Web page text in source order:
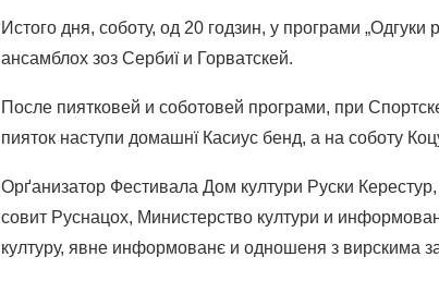
Истого дня, соботу, од 20 годзин, у програми
ансамблох зоз Сербиї и Горватскей.
После пиятковей и соботовей програми, при
пияток наступи домашнї Касиус бенд, а на соботу
Орґанизатор Фестивала Дом култури Руски
совит Руснацох, Министерство култури и
културу, явне информованє и одношеня з вирскима